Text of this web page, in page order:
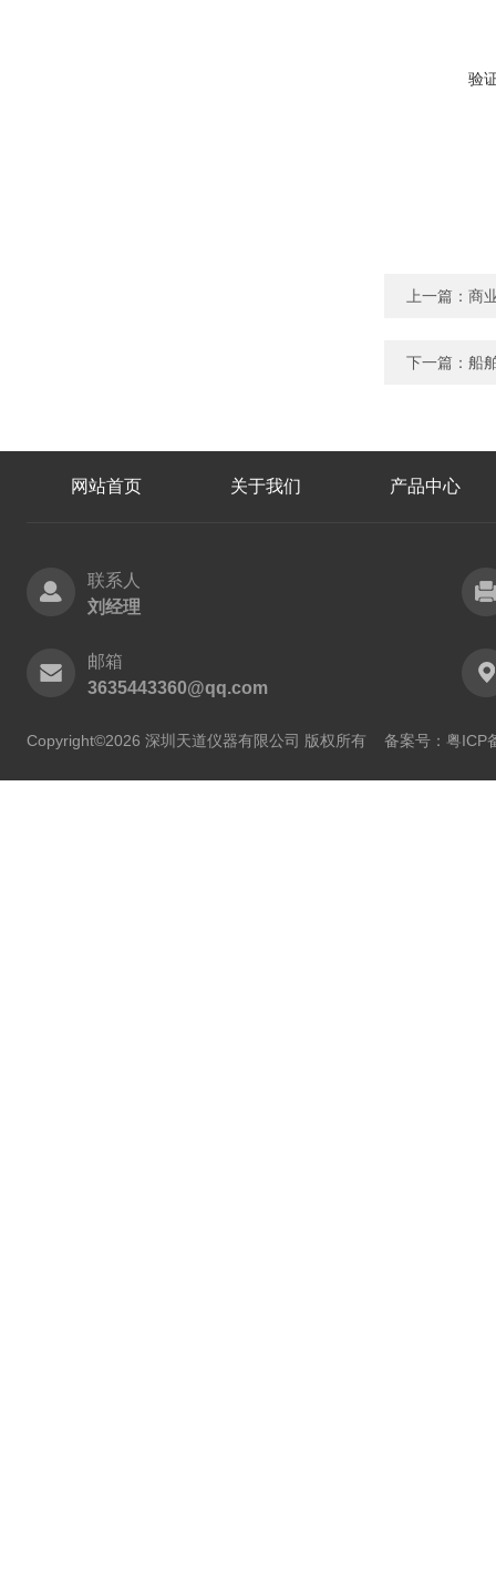
验
上一篇： 商
下一篇： 船
网站首页 关于我们 产品中心
联系人
刘经理
邮箱
3635443360@qq.com
Copyright©2026 深圳天道仪器有限公司 版权所有 备案号：粤ICP